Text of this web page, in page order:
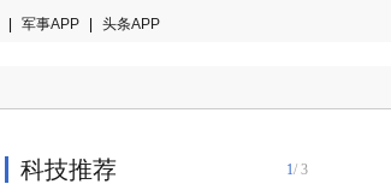
军事APP 头条APP
科技推荐 1/ 3